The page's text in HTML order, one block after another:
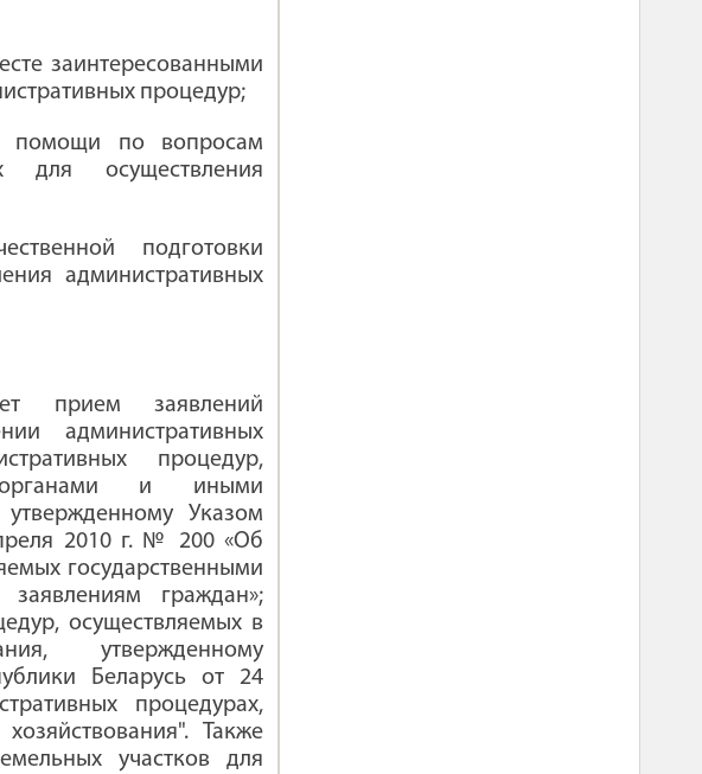
заинтересованными
процедур;
помощи по вопросам
для осуществления
подготовки
административных
прием заявлений
административных
процедур,
органами и иными
Указом
2010 г. № 200 «Об
государственными
граждан»;
осуществляемых в
утвержденному
Беларусь от 24
процедурах,
Также
участков для